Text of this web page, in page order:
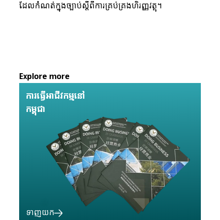
ដែលកំណត់ក្នុងច្បាប់ស្តីពីការគ្រប់គ្រងហិរញ្ញវត្ថុ។
Explore more
ការធ្វើអាជីវកម្មនៅ
កម្ពុជា
ទាញយក